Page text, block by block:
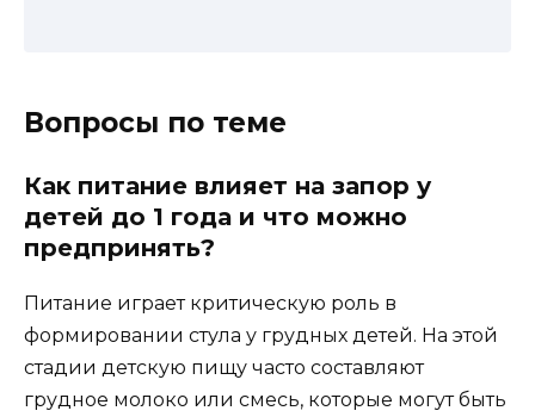
Вопросы по теме
Как питание влияет на запор у
детей до 1 года и что можно
предпринять?
Питание играет критическую роль в
формировании стула у грудных детей. На этой
стадии детскую пищу часто составляют
грудное молоко или смесь, которые могут быть